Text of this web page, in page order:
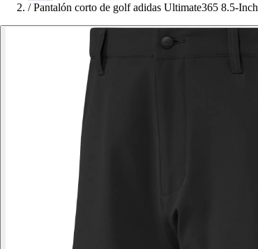
/ Pantalón corto de golf adidas Ultimate365 8.5-Inch